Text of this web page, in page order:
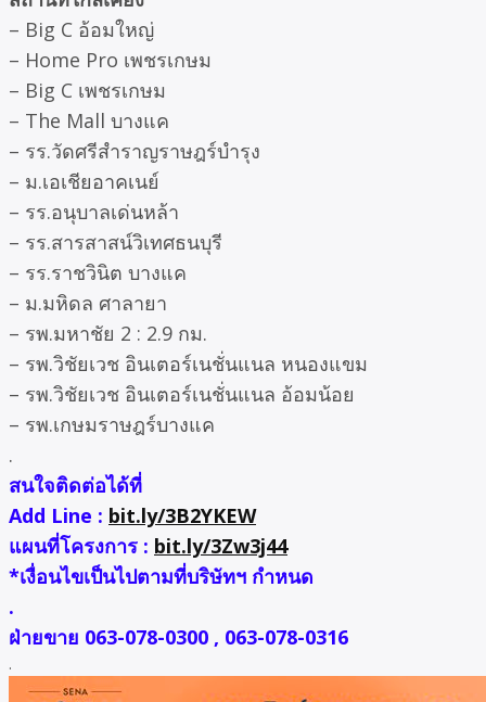
– Big C อ้อมใหญ่
– Home Pro เพชรเกษม
– Big C เพชรเกษม
– The Mall บางแค
– รร.วัดศรีสำราญราษฎร์บำรุง
– ม.เอเชียอาคเนย์
– รร.อนุบาลเด่นหล้า
– รร.สารสาสน์วิเทศธนบุรี
– รร.ราชวินิต บางแค
– ม.มหิดล ศาลายา
– รพ.มหาชัย 2 : 2.9 กม.
– รพ.วิชัยเวช อินเตอร์เนชั่นแนล หนองแขม
– รพ.วิชัยเวช อินเตอร์เนชั่นแนล อ้อมน้อย
– รพ.เกษมราษฎร์บางแค
.
สนใจติดต่อได้ที่
Add Line : bit.ly/3B2YKEW
แผนที่โครงการ : bit.ly/3Zw3j44
*เงื่อนไขเป็นไปตามที่บริษัทฯ กำหนด
.
ฝ่ายขาย 063-078-0300 , 063-078-0316
.